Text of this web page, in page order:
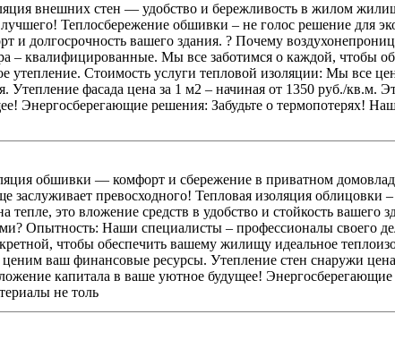
внешних стен — удобство и бережливость в жилом
Теплосбережение обшивки – не голос решение для
и долгосрочность вашего здания. ? Почему
– квалифицированные. Мы все заботимся о каждой, чтобы
утепление. Стоимость услуги тепловой изоляции: Мы все
Утепление фасада цена за 1 м2 – начиная от 1350 руб./кв.м.
Энергосберегающие решения: Забудьте о термопотерях!
обшивки — комфорт и сбережение в приватном
заслуживает превосходного! Тепловая изоляция облицовки –
тепле, это вложение средств в удобство и стойкость вашего
Опытность: Наши специалисты – профессионалы своего
чтобы обеспечить вашему жилищу идеальное
ваш финансовые ресурсы. Утепление стен снаружи
капитала в ваше уютное будущее! Энергосберегающие
не толь